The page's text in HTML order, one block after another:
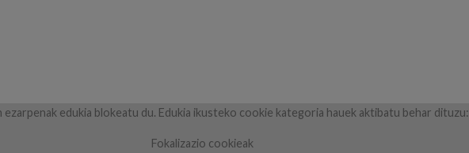
ezarpenak edukia blokeatu du. Edukia ikusteko cookie kategoria hauek aktibatu behar dituzu:
Fokalizazio cookieak